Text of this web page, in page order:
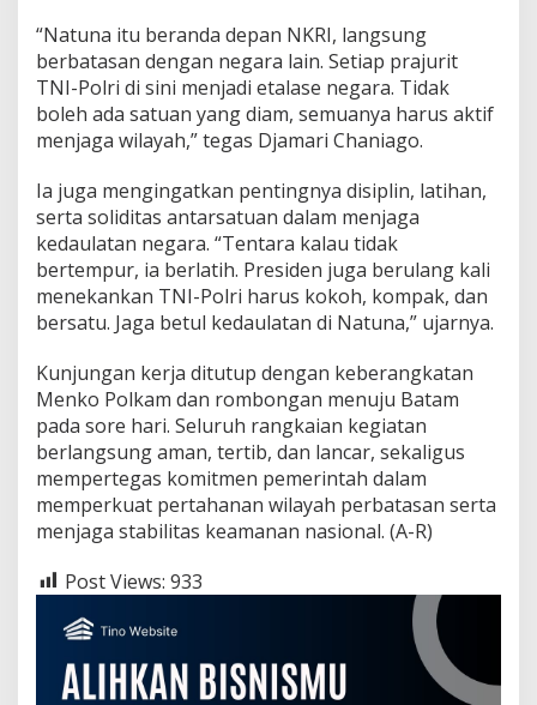
N
a
t
u
n
a
e
r
a
n
d
a
D
p
a
n
N
K
R
I
“Natuna itu beranda depan NKRI, langsung
berbatasan dengan negara lain. Setiap prajurit
TNI-Polri di sini menjadi etalase negara. Tidak
boleh ada satuan yang diam, semuanya harus aktif
menjaga wilayah,” tegas Djamari Chaniago.
Ia juga mengingatkan pentingnya disiplin, latihan,
serta soliditas antarsatuan dalam menjaga
kedaulatan negara. “Tentara kalau tidak
bertempur, ia berlatih. Presiden juga berulang kali
menekankan TNI-Polri harus kokoh, kompak, dan
bersatu. Jaga betul kedaulatan di Natuna,” ujarnya.
Kunjungan kerja ditutup dengan keberangkatan
Menko Polkam dan rombongan menuju Batam
pada sore hari. Seluruh rangkaian kegiatan
berlangsung aman, tertib, dan lancar, sekaligus
mempertegas komitmen pemerintah dalam
memperkuat pertahanan wilayah perbatasan serta
menjaga stabilitas keamanan nasional. (A-R)
Post Views: 933